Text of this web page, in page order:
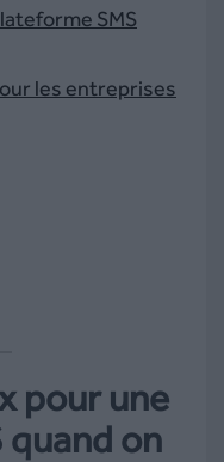
SMS
les entreprises
pour une
on